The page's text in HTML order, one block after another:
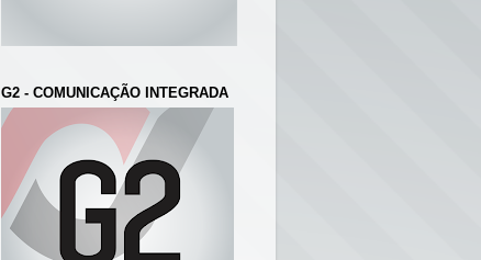
G2 - COMUNICAÇÃO INTEGRADA